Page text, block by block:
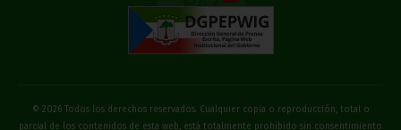
© 2026 Todos los derechos reservados. Cualquier copia o reproducción, total o
parcial de los contenidos de esta web, está totalmente prohibido sin consentimiento